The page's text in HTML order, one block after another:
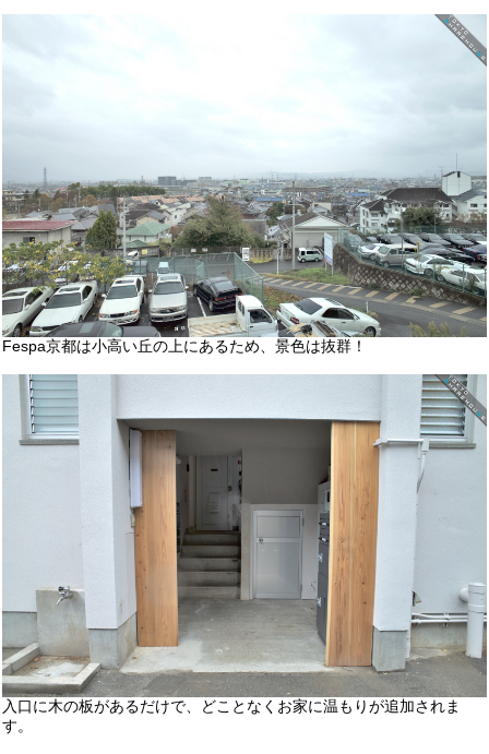
Fespa京都は小高い丘の上にあるため、景色は抜群！
入口に木の板があるだけで、どことなくお家に温もりが追加されま
す。